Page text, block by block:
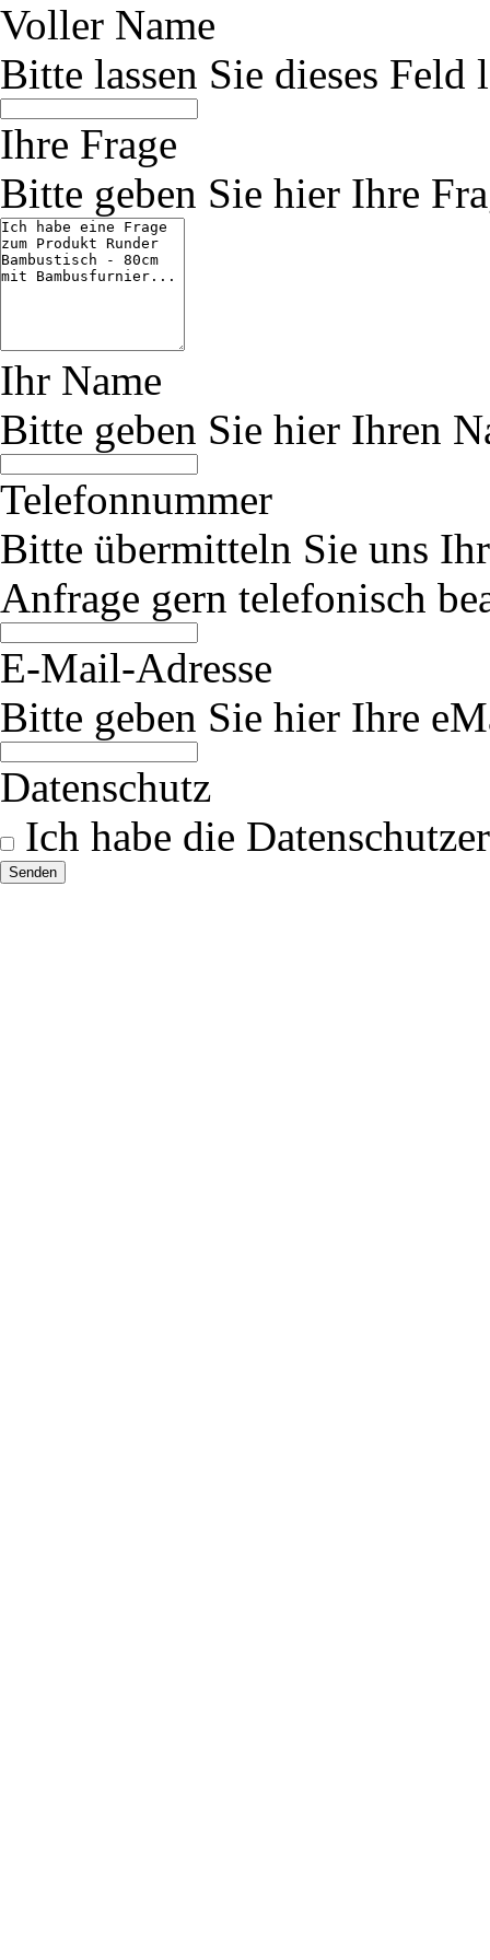
Voller Name
Bitte lassen Sie dieses Feld
Ihre Frage
Bitte geben Sie hier Ihre
Ihr Name
Bitte geben Sie hier Ihren
Telefonnummer
Bitte übermitteln Sie uns
Anfrage gern telefonisch
E-Mail-Adresse
Bitte geben Sie hier Ihre
Datenschutz
Ich habe die
Senden